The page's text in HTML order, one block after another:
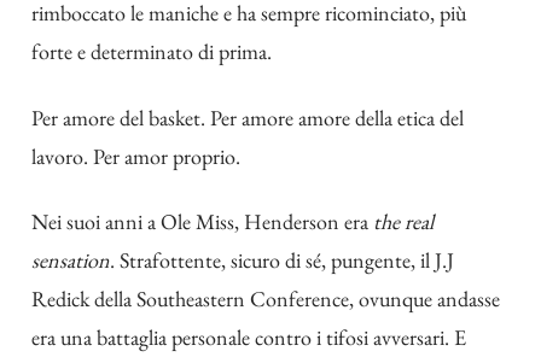
rimboccato le maniche e ha sempre ricominciato, più
forte e determinato di prima.
Per amore del basket. Per amore amore della etica del
lavoro. Per amor proprio.
Nei suoi anni a Ole Miss, Henderson era the real
sensation. Strafottente, sicuro di sé, pungente, il J.J
Redick della Southeastern Conference, ovunque andasse
era una battaglia personale contro i tifosi avversari. E